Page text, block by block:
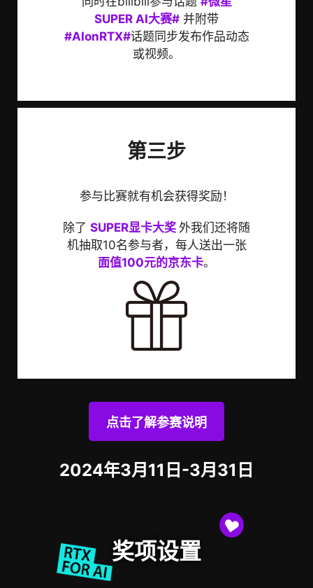
SUPER AI大赛# 并附带
#AIonRTX#话题同步发布作品动态
或视频。
第三步
参与比赛就有机会获得奖励！
除了 SUPER显卡大奖 外我们还将随
机抽取10名参与者，每人送出一张
面值100元的京东卡。
点击了解参赛说明
2024年3月11日-3月31日
奖项设置